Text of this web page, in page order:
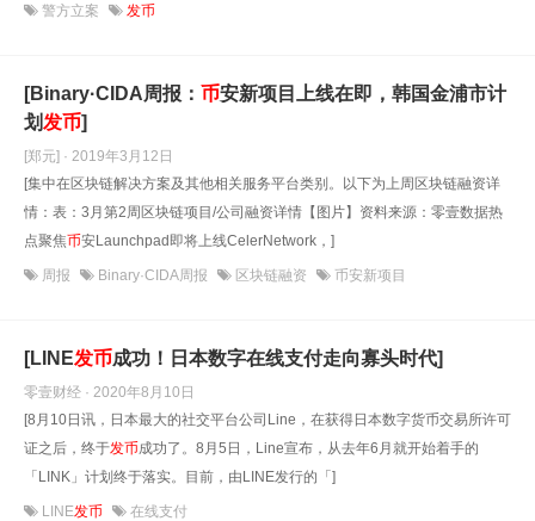
警方立案 发币
[Binary·CIDA周报： 币安新项目上线在即，韩国金浦市计
划发币]
[郑元] · 2019年3月12日
[集中在区块链解决方案及其他相关服务平台类别。以下为上周区块链融资详
情：表：3月第2周区块链项目/公司融资详情【图片】资料来源：零壹数据热
点聚焦币安Launchpad即将上线CelerNetwork，]
周报 Binary·CIDA周报 区块链融资 币安新项目
[LINE发币成功！日本数字在线支付走向寡头时代]
零壹财经 · 2020年8月10日
[8月10日讯，日本最大的社交平台公司Line，在获得日本数字货币交易所许可
证之后，终于发币成功了。8月5日，Line宣布，从去年6月就开始着手的
「LINK」计划终于落实。目前，由LINE发行的「]
LINE发币 在线支付